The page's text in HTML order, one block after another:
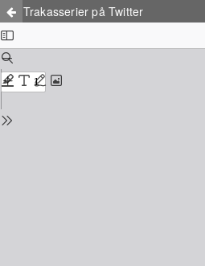
Trakasserier på Twitter